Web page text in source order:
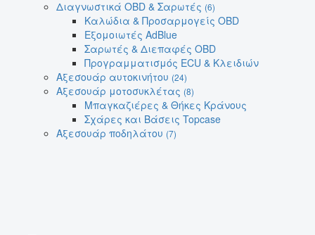
Διαγνωστικά OBD & Σαρωτές (6)
Καλώδια & Προσαρμογείς OBD
Εξομοιωτές AdBlue
Σαρωτές & Διεπαφές OBD
Προγραμματισμός ECU & Κλειδιών
Αξεσουάρ αυτοκινήτου (24)
Αξεσουάρ μοτοσυκλέτας (8)
Μπαγκαζιέρες & Θήκες Κράνους
Σχάρες και Βάσεις Topcase
Αξεσουάρ ποδηλάτου (7)